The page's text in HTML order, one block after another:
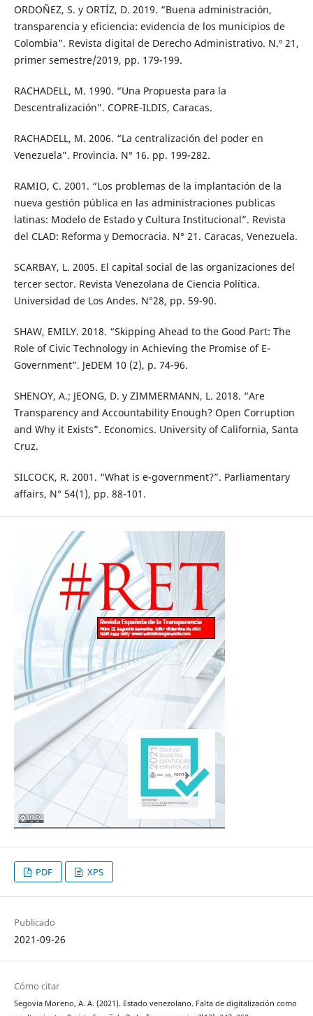
ORDOÑEZ, S. y ORTÍZ, D. 2019. “Buena administración,
transparencia y eficiencia: evidencia de los municipios de
Colombia”. Revista digital de Derecho Administrativo. N.º 21,
primer semestre/2019, pp. 179-199.
RACHADELL, M. 1990. “Una Propuesta para la
Descentralización”. COPRE-ILDIS, Caracas.
RACHADELL, M. 2006. “La centralización del poder en
Venezuela”. Provincia. N° 16. pp. 199-282.
RAMIO, C. 2001. “Los problemas de la implantación de la
nueva gestión pública en las administraciones publicas
latinas: Modelo de Estado y Cultura Institucional”. Revista
del CLAD: Reforma y Democracia. N° 21. Caracas, Venezuela.
SCARBAY, L. 2005. El capital social de las organizaciones del
tercer sector. Revista Venezolana de Ciencia Política.
Universidad de Los Andes. N°28, pp. 59-90.
SHAW, EMILY. 2018. “Skipping Ahead to the Good Part: The
Role of Civic Technology in Achieving the Promise of E-
Government”. JeDEM 10 (2), p. 74-96.
SHENOY, A.; JEONG, D. y ZIMMERMANN, L. 2018. “Are
Transparency and Accountability Enough? Open Corruption
and Why it Exists”. Economics. University of California, Santa
Cruz.
SILCOCK, R. 2001. “What is e-government?”. Parliamentary
affairs, N° 54(1), pp. 88-101.
PDF XPS
Publicado
2021-09-26
Cómo citar
Segovia Moreno, A. A. (2021). Estado venezolano. Falta de digitalización como